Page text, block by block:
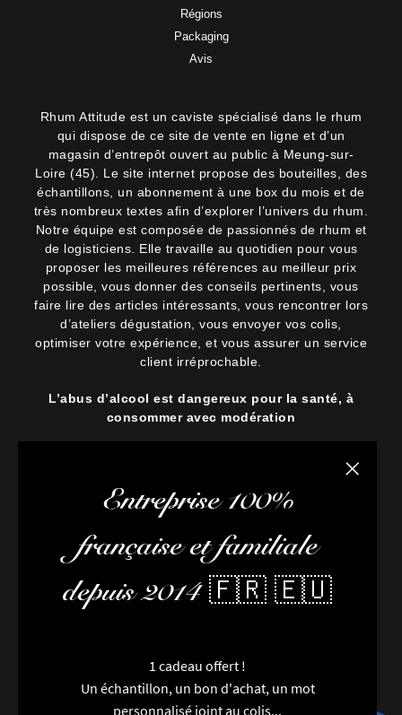
Fermer
Entreprise 100%
française et familiale
depuis 2014 🇫🇷 🇪🇺
1 cadeau offert !
Un échantillon, un bon d'achat, un mot
personnalisé joint au colis...
Régions
Packaging
Avis
Rhum Attitude est un caviste spécialisé dans le rhum
qui dispose de ce site de vente en ligne et d’un
magasin d’entrepôt ouvert au public à Meung-sur-
Loire (45). Le site internet propose des bouteilles, des
échantillons, un abonnement à une box du mois et de
très nombreux textes afin d’explorer l’univers du rhum.
Notre équipe est composée de passionnés de rhum et
de logisticiens. Elle travaille au quotidien pour vous
proposer les meilleures références au meilleur prix
possible, vous donner des conseils pertinents, vous
faire lire des articles intéressants, vous rencontrer lors
d’ateliers dégustation, vous envoyer vos colis,
optimiser votre expérience, et vous assurer un service
client irréprochable.
L’abus d’alcool est dangereux pour la santé, à
consommer avec modération